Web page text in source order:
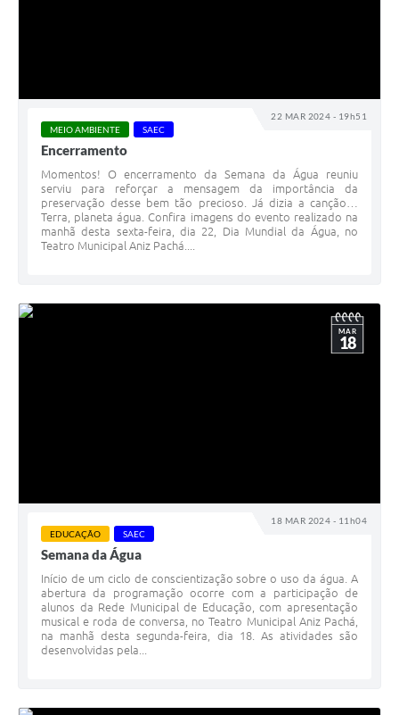
22 MAR 2024 - 19h51
MEIO AMBIENTE SAEC
Encerramento
Momentos! O encerramento da Semana da Água reuniu
serviu para reforçar a mensagem da importância da
preservação desse bem tão precioso. Já dizia a canção…
Terra, planeta água. Confira imagens do evento realizado na
manhã desta sexta-feira, dia 22, Dia Mundial da Água, no
Teatro Municipal Aniz Pachá....
18 MAR 2024 - 11h04
MAR
18
EDUCAÇÃO SAEC
Semana da Água
Início de um ciclo de conscientização sobre o uso da água. A
abertura da programação ocorre com a participação de
alunos da Rede Municipal de Educação, com apresentação
musical e roda de conversa, no Teatro Municipal Aniz Pachá,
na manhã desta segunda-feira, dia 18. As atividades são
desenvolvidas pela...